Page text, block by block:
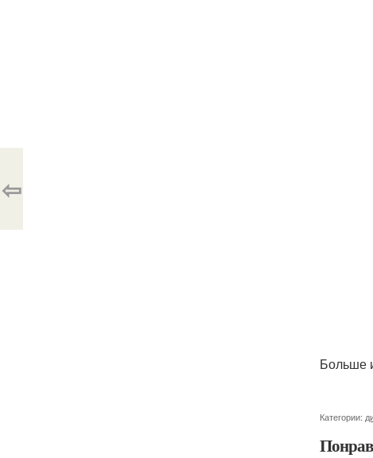
Больше
Категории:
⇦